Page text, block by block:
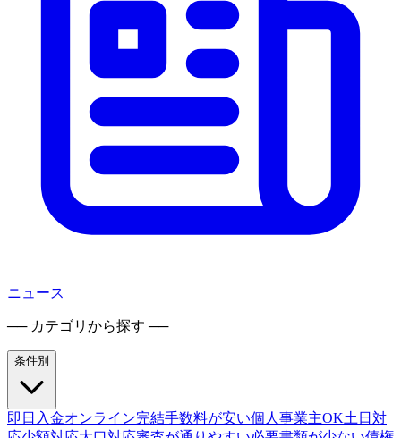
ニュース
── カテゴリから探す ──
条件別
即日入金オンライン完結手数料が安い個人事業主OK土日対